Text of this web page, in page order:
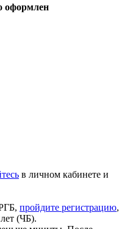
оформлен
в личном кабинете и
пройдите регистрацию,
(ЧБ).